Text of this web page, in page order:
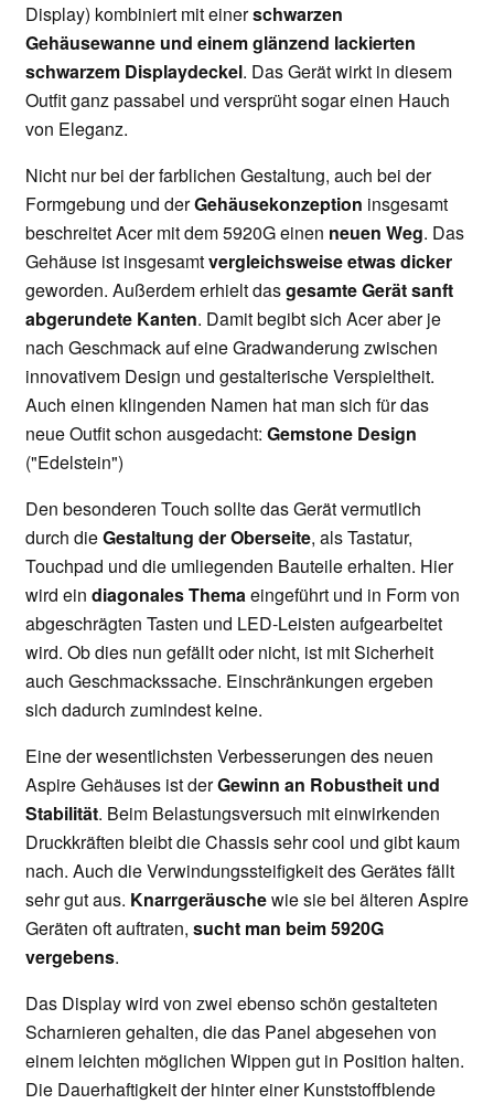
Display) kombiniert mit einerschwarzen
Gehäusewanne und einem glänzend lackierten
schwarzem Displaydeckel. Das Gerät wirkt in diesem
Outfit ganz passabel und versprüht sogar einen Hauch
von Eleganz.
Nicht nur bei der farblichen Gestaltung, auch bei der
Formgebung und derGehäusekonzeption insgesamt
beschreitet Acer mit dem 5920G einen neuen Weg. Das
Gehäuse ist insgesamtvergleichsweise etwas dicker
geworden. Außerdem erhielt dasgesamte Gerät sanft
abgerundete Kanten. Damit begibt sich Acer aber je
nach Geschmack auf eine Gradwanderung zwischen
innovativem Design und gestalterische Verspieltheit.
Auch einen klingenden Namen hat man sich für das
neue Outfit schon ausgedacht: Gemstone Design
("Edelstein")
Den besonderen Touch sollte das Gerät vermutlich
durch dieGestaltung der Oberseite, als Tastatur,
Touchpad und die umliegenden Bauteile erhalten. Hier
wird ein diagonales Themaeingeführt und in Form von
abgeschrägten Tasten und LED-Leisten aufgearbeitet
wird. Ob dies nun gefällt oder nicht, ist mit Sicherheit
auch Geschmackssache. Einschränkungen ergeben
sich dadurch zumindest keine.
Eine der wesentlichsten Verbesserungen des neuen
Aspire Gehäuses ist derGewinn an Robustheit und
Stabilität. Beim Belastungsversuch mit einwirkenden
Druckkräften bleibt die Chassis sehr cool und gibt kaum
nach. Auch die Verwindungssteifigkeit des Gerätes fällt
sehr gut aus. Knarrgeräuschewie sie bei älteren Aspire
Geräten oft auftraten, sucht man beim 5920G
vergebens.
Das Display wird von zwei ebenso schön gestalteten
Scharnieren gehalten, die das Panel abgesehen von
einem leichten möglichen Wippen gut in Position halten.
Die Dauerhaftigkeit der hinter einer Kunststoffblende